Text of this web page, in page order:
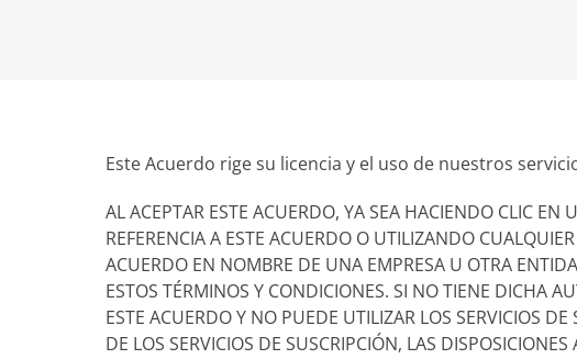
Este Acuerdo rige su licencia y el uso de nuestros
AL ACEPTAR ESTE ACUERDO, YA SEA HACIENDO CLIC
REFERENCIA A ESTE ACUERDO O UTILIZANDO
ACUERDO EN NOMBRE DE UNA EMPRESA U OTRA
ESTOS TÉRMINOS Y CONDICIONES. SI NO TIENE DICHA
ESTE ACUERDO Y NO PUEDE UTILIZAR LOS SERVICIOS
DE LOS SERVICIOS DE SUSCRIPCIÓN, LAS